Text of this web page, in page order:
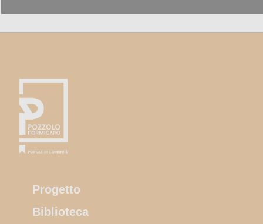
Progetto
Biblioteca